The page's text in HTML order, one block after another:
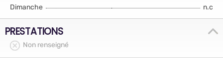
Dimanche
n.c
PRESTATIONS
Non renseigné